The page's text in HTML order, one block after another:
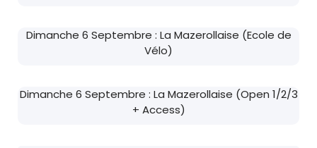
Dimanche 6 Septembre : La Mazerollaise (Ecole de
Vélo)
Dimanche 6 Septembre : La Mazerollaise (Open 1/2/3
+ Access)